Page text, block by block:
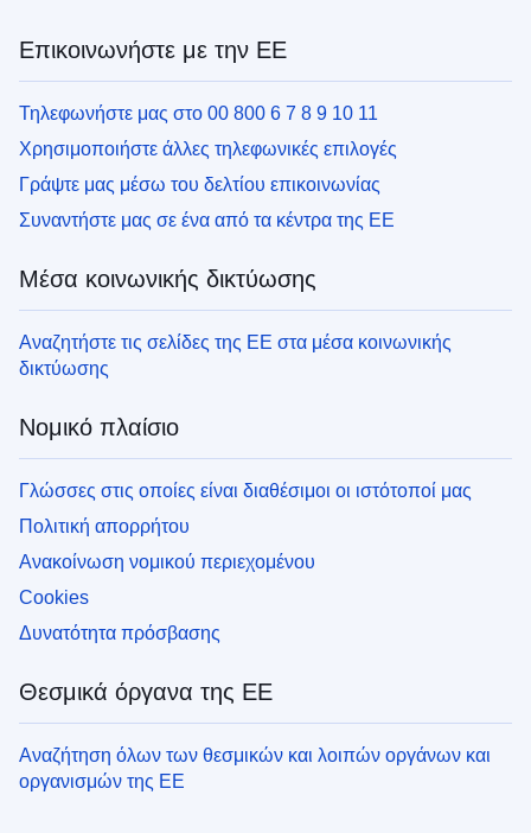
Επικοινωνήστε με την ΕΕ
Τηλεφωνήστε μας στο 00 800 6 7 8 9 10 11
Χρησιμοποιήστε άλλες τηλεφωνικές επιλογές
Γράψτε μας μέσω του δελτίου επικοινωνίας
Συναντήστε μας σε ένα από τα κέντρα της ΕΕ
Μέσα κοινωνικής δικτύωσης
Αναζητήστε τις σελίδες της ΕΕ στα μέσα κοινωνικής
δικτύωσης
Νομικό πλαίσιο
Γλώσσες στις οποίες είναι διαθέσιμοι οι ιστότοποί μας
Πολιτική απορρήτου
Ανακοίνωση νομικού περιεχομένου
Cookies
Δυνατότητα πρόσβασης
Θεσμικά όργανα της ΕΕ
Αναζήτηση όλων των θεσμικών και λοιπών οργάνων και
οργανισμών της ΕΕ